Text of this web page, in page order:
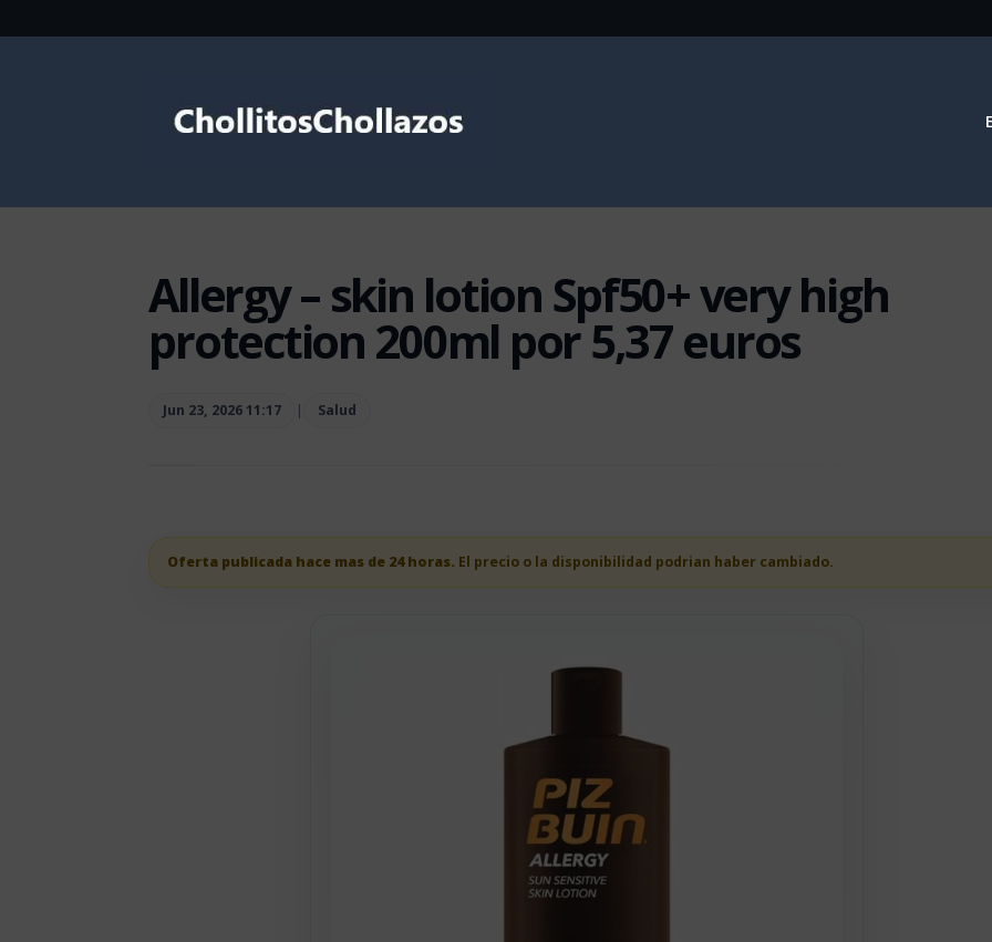
Allergy – skin lotion Spf50+ very high
protection 200ml por 5,37 euros
Jun 23, 2026 11:17 | Salud
Oferta publicada hace mas de 24 horas. El precio o la disponibilidad podrian haber cambiado.